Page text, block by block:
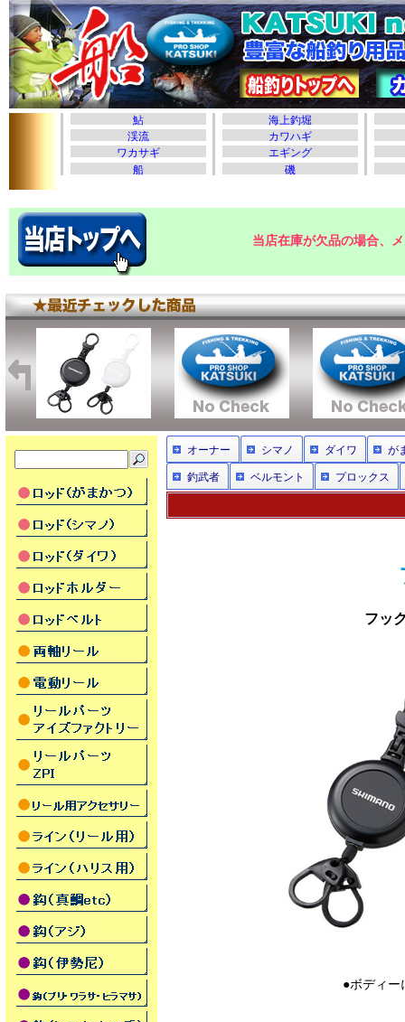
当店在庫が欠品の場合、
オーナー シマノ ダイワ が
釣武者 ベルモント プロックス
フッ
●ボディー